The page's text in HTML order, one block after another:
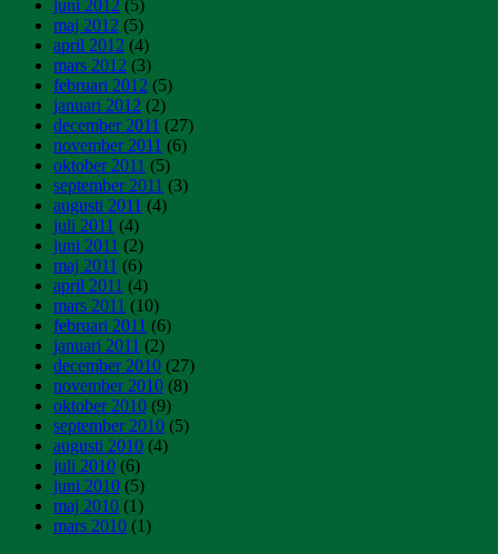
juni 2012 (5)
maj 2012 (5)
april 2012 (4)
mars 2012 (3)
februari 2012 (5)
januari 2012 (2)
december 2011 (27)
november 2011 (6)
oktober 2011 (5)
september 2011 (3)
augusti 2011 (4)
juli 2011 (4)
juni 2011 (2)
maj 2011 (6)
april 2011 (4)
mars 2011 (10)
februari 2011 (6)
januari 2011 (2)
december 2010 (27)
november 2010 (8)
oktober 2010 (9)
september 2010 (5)
augusti 2010 (4)
juli 2010 (6)
juni 2010 (5)
maj 2010 (1)
mars 2010 (1)